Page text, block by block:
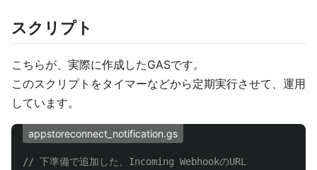
スクリプト
こちらが、実際に作成したGASです。
このスクリプトをタイマーなどから定期実行させて、運用
しています。
appstoreconnect_notification.gs
// 下準備で追加した、Incoming WebhookのURL